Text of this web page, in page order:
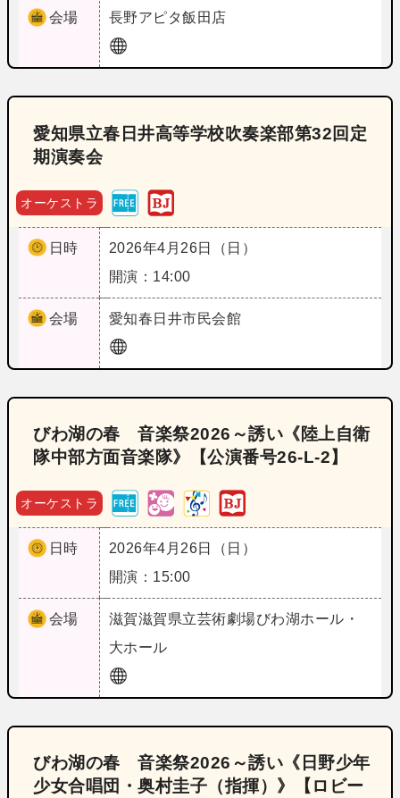
会場 長野アピタ飯田店
愛知県立春日井高等学校吹奏楽部第32回定
期演奏会
オーケストラ
日時
2026年4月26日（日）
開演：14:00
会場 愛知春日井市民会館
びわ湖の春 音楽祭2026～誘い《陸上自衛
隊中部方面音楽隊》【公演番号26‐L‐2】
オーケストラ
日時
2026年4月26日（日）
開演：15:00
会場 滋賀滋賀県立芸術劇場びわ湖ホール・
大ホール
びわ湖の春 音楽祭2026～誘い《日野少年
少女合唱団・奥村圭子（指揮）》【ロビー